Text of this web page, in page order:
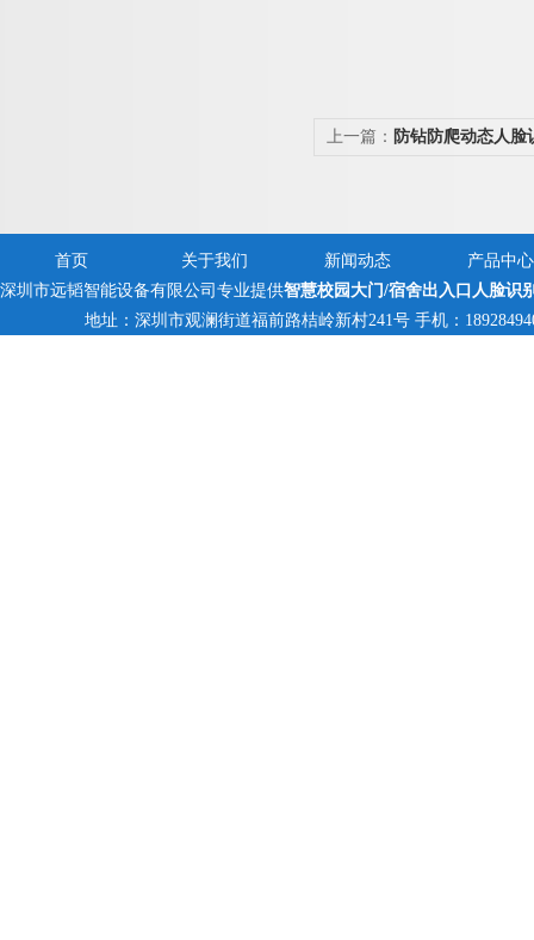
上一篇： 防钻防爬动态人脸
首页 关于我们 新闻动态
产品中心
深圳市远韬智能设备有限公司专业提供智慧校园大门/宿舍出入口人脸识
地址：深圳市观澜街道福前路桔岭新村241号 手机：